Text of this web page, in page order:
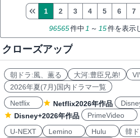
96565件中 1 ～ 15件を表示
1 2 3 4 5 6 7
クローズアップ
朝ドラ:風、薫る 大河:豊臣兄弟!
2026年夏(7月)国内ドラマ一覧
Netflix
Netflix2026年作品
Disney+2026年作品
PrimeVideo
U-NEXT
Lemino Hulu
韓